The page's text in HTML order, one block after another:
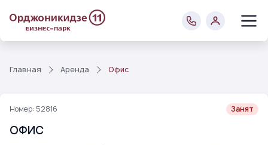
Главная Аренда Офис
Номер: 52816 Занят
ОФИС